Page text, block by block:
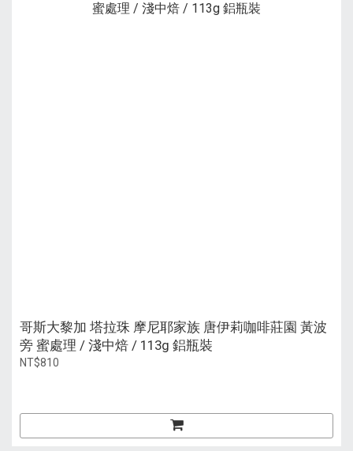
哥斯大黎加 塔拉珠 摩尼耶家族 唐伊莉咖啡莊園 黃波
旁 蜜處理 / 淺中焙 / 113g 鋁瓶裝
NT$810